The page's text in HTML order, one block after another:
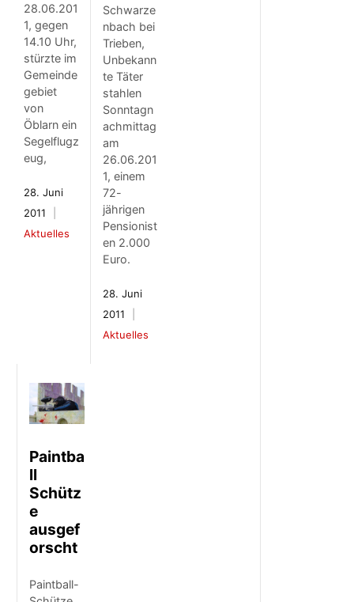
28.06.201
1, gegen
14.10 Uhr,
stürzte im
Gemeinde
gebiet
von
Öblarn ein
Segelflugz
eug,
28. Juni
2011
Aktuelles
Schwarze
nbach bei
Trieben,
Unbekann
te Täter
stahlen
Sonntagn
achmittag
am
26.06.201
1, einem
72-
jährigen
Pensionist
en 2.000
Euro.
28. Juni
2011
Aktuelles
Paintba
ll
Schütz
e
ausgef
orscht
Paintball-